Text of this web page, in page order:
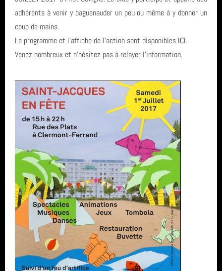
adhérents à venir y baguenauder un peu ou même à y donner un
coup de mains.
Le programme et l'affiche de l'action sont disponibles ICI.
Venez nombreux et n'hésitez pas à relayer l'information.